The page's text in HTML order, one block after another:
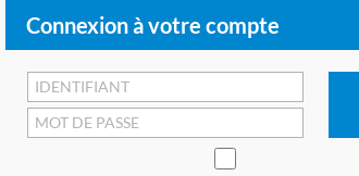
Connexion à votre compte